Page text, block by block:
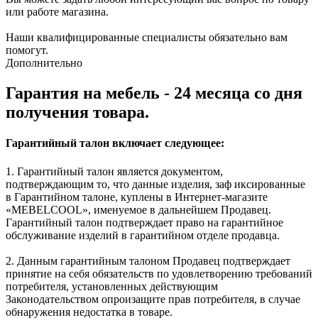
или работе магазина.
Наши квалифицированные специалисты обязательно вам
помогут.
Дополнительно
Гарантия на мебель - 24 месяца со дня
получения товара.
Гарантийный талон включает следующее:
1. Гарантийный талон является документом,
подтверждающим то, что данные изделия, заф иксированные
в Гарантийном талоне, куплены в Интернет-магазите
«MEBELCOOL», именуемое в дальнейшем Продавец.
Гарантийный талон подтверждает право на гарантийное
обслуживание изделий в гарантийном отделе продавца.
2. Данным гарантийным талоном Продавец подтверждает
принятие на себя обязательств по удовлетворению требований
потребителя, установленных действующим
Законодательством опроизащите прав потребителя, в случае
обнаружения недостатка в товаре.